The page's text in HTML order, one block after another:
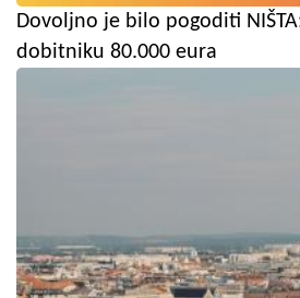
Dovoljno je bilo pogoditi
dobitniku 80.000 eura